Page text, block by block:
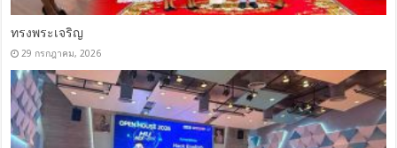
ทรงพระเจริญ
29 กรกฎาคม, 2026